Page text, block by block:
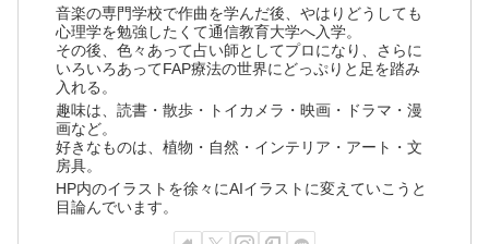
音楽の専門学校で作曲を学んだ後、やはりどうしても
心理学を勉強したくて通信教育大学へ入学。
その後、色々あって占い師としてプロになり、さらに
いろいろあってFAP療法の世界にどっぷりと足を踏み
入れる。
趣味は、読書・散歩・トイカメラ・映画・ドラマ・漫
画など。
好きなものは、植物・自然・インテリア・アート・文
房具。
HP内のイラストを徐々にAIイラストに変えていこうと
目論んでいます。